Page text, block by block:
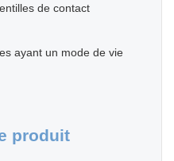
de contact
ayant un mode de vie
produit